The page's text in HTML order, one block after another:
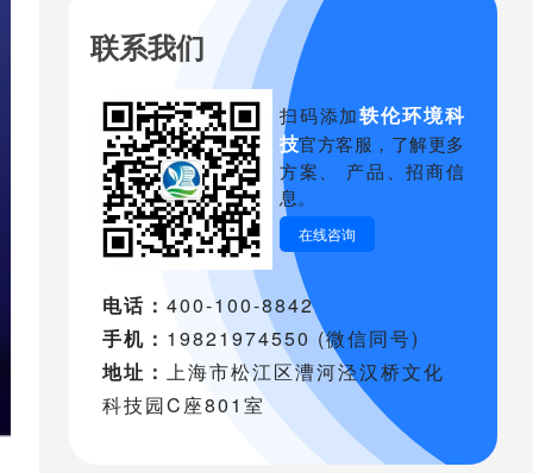
联系我们
扫码添加轶伦环境科
技官方客服，了解更多
方案、 产品、招商信
息。
在线咨询
电话：400-100-8842
手机： 19821974550 (微信同号)
地址：上海市松江区漕河泾汉桥文化
科技园C座801室